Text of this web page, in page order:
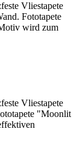
Vliestapete
Fototapete
wird zum
Vliestapete
"Moonlit